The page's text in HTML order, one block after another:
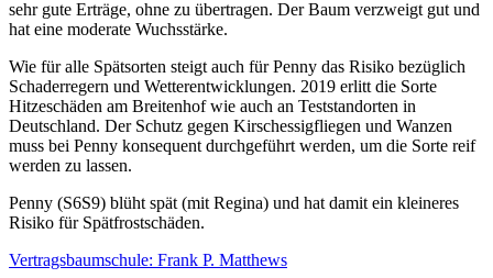
sehr gute Erträge, ohne zu übertragen. Der Baum verzweigt gut und
hat eine moderate Wuchsstärke.
Wie für alle Spätsorten steigt auch für Penny das Risiko bezüglich
Schaderregern und Wetterentwicklungen. 2019 erlitt die Sorte
Hitzeschäden am Breitenhof wie auch an Teststandorten in
Deutschland. Der Schutz gegen Kirschessigfliegen und Wanzen
muss bei Penny konsequent durchgeführt werden, um die Sorte reif
werden zu lassen.
Penny (S6S9) blüht spät (mit Regina) und hat damit ein kleineres
Risiko für Spätfrostschäden.
Vertragsbaumschule: Frank P. Matthews